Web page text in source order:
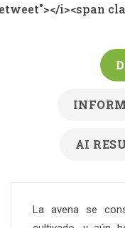
i><span
AI
La avena se